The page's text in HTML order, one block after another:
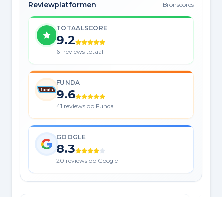
Reviewplatformen Bronscores
TOTAALSCORE
9.2
61 reviews totaal
FUNDA
9.6
41 reviews op Funda
GOOGLE
8.3
20 reviews op Google